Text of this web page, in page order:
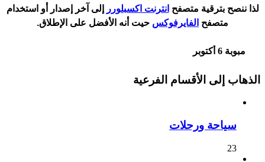
لذا ننصح بترقية متصفح انترنت اكسبلورر إلى آخر إصدار أو استخدام
متصفح الفايرفوكس حيت نه الأفضل على الإطلاق.
مبوبة 6 أكتوبر
الذهاب إلى الأقسام الفرعية
سياحة ورحلات
23